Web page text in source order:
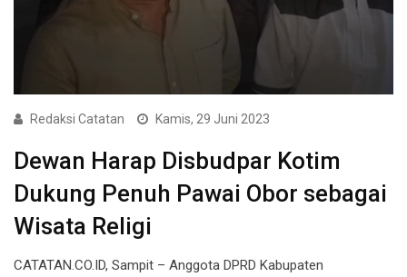
Redaksi Catatan Kamis, 29 Juni 2023
Dewan Harap Disbudpar Kotim
Dukung Penuh Pawai Obor sebagai
Wisata Religi
CATATAN.CO.ID, Sampit – Anggota DPRD Kabupaten